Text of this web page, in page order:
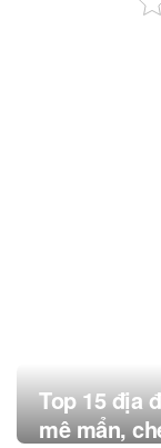
Top 15 địa
mê mẩn,